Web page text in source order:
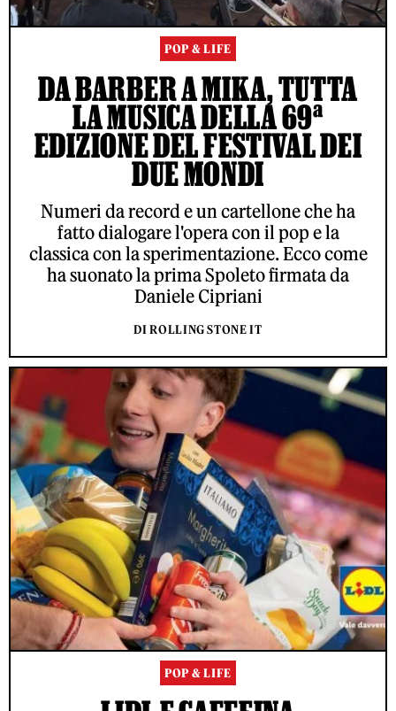
POP & LIFE
DA BARBER A MIKA, TUTTA
LA MUSICA DELLA 69ª
EDIZIONE DEL FESTIVAL DEI
DUE MONDI
Numeri da record e un cartellone che ha
fatto dialogare l'opera con il pop e la
classica con la sperimentazione. Ecco come
ha suonato la prima Spoleto firmata da
Daniele Cipriani
DI ROLLING STONE IT
POP & LIFE